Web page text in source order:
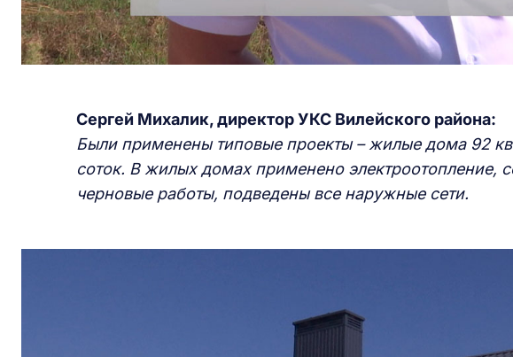
Сергей Михалик, директор УКС Вилейского района:
Были применены типовые проекты – жилые дома 92
соток. В жилых домах применено электроотопление,
черновые работы, подведены все наружные сети.